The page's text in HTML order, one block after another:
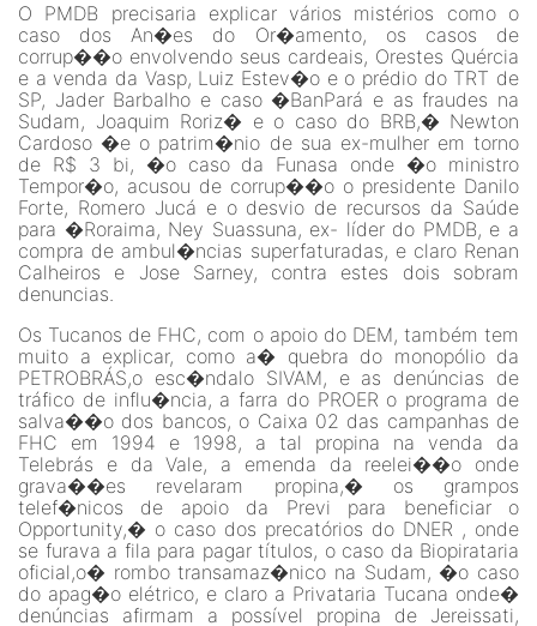
O PMDB precisaria explicar vários mistérios como o
caso dos An�es do Or�amento, os casos de
corrup��o envolvendo seus cardeais, Orestes Quércia
e a venda da Vasp, Luiz Estev�o e o prédio do TRT de
SP, Jader Barbalho e caso �BanPará e as fraudes na
Sudam, Joaquim Roriz� e o caso do BRB,� Newton
Cardoso �e o patrim�nio de sua ex-mulher em torno
de R$ 3 bi, �o caso da Funasa onde �o ministro
Tempor�o, acusou de corrup��o o presidente Danilo
Forte, Romero Jucá e o desvio de recursos da Saúde
para �Roraima, Ney Suassuna, ex- líder do PMDB, e a
compra de ambul�ncias superfaturadas, e claro Renan
Calheiros e Jose Sarney, contra estes dois sobram
denuncias.
Os Tucanos de FHC, com o apoio do DEM, também tem
muito a explicar, como a� quebra do monopólio da
PETROBRÁS,o esc�ndalo SIVAM, e as denúncias de
tráfico de influ�ncia, a farra do PROER o programa de
salva��o dos bancos, o Caixa 02 das campanhas de
FHC em 1994 e 1998, a tal propina na venda da
Telebrás e da Vale, a emenda da reelei��o onde
grava��es revelaram propina,� os grampos
telef�nicos de apoio da Previ para beneficiar o
Opportunity,� o caso dos precatórios do DNER , onde
se furava a fila para pagar títulos, o caso da Biopirataria
oficial,o� rombo transamaz�nico na Sudam, �o caso
do apag�o elétrico, e claro a Privataria Tucana onde�
denúncias afirmam a possível propina de Jereissati,